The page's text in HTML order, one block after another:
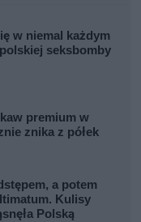
w niemal każdym
seksbomby
premium w
znika z półek
a potem
Kulisy
Polską